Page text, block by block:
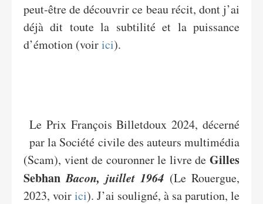
peut-être de découvrir ce beau récit, dont j’ai
déjà dit toute la subtilité et la puissance
d’émotion (voirici).
Le Prix François Billetdoux 2024, décerné
par la Société civile des auteurs multimédia
(Scam), vient de couronner le livre de Gilles
SebhanBacon, juillet 1964 (Le Rouergue,
2023, voirici). J’ai souligné, à sa parution, le